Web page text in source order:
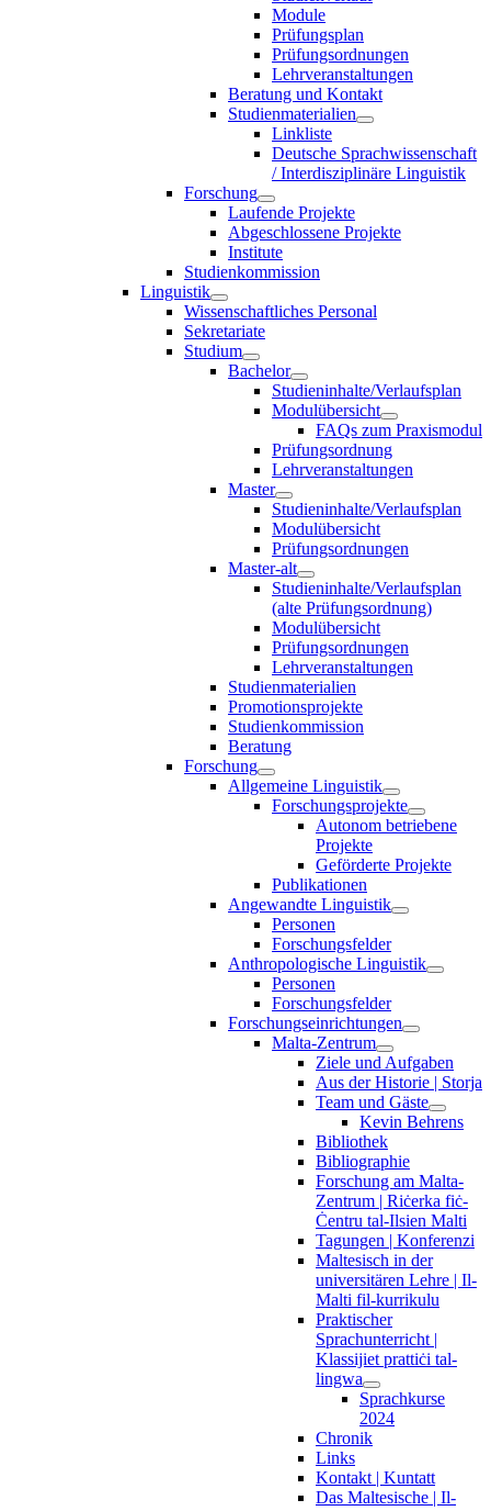
Module
Prüfungsplan
Prüfungsordnungen
Lehrveranstaltungen
Beratung und Kontakt
Studienmaterialien
Linkliste
Deutsche Sprachwissenschaft
/ Interdisziplinäre Linguistik
Forschung
Laufende Projekte
Abgeschlossene Projekte
Institute
Studienkommission
Linguistik
Wissenschaftliches Personal
Sekretariate
Studium
Bachelor
Studieninhalte/Verlaufsplan
Modulübersicht
FAQs zum Praxismodul
Prüfungsordnung
Lehrveranstaltungen
Master
Studieninhalte/Verlaufsplan
Modulübersicht
Prüfungsordnungen
Master-alt
Studieninhalte/Verlaufsplan
(alte Prüfungsordnung)
Modulübersicht
Prüfungsordnungen
Lehrveranstaltungen
Studienmaterialien
Promotionsprojekte
Studienkommission
Beratung
Forschung
Allgemeine Linguistik
Forschungsprojekte
Autonom betriebene
Projekte
Geförderte Projekte
Publikationen
Angewandte Linguistik
Personen
Forschungsfelder
Anthropologische Linguistik
Personen
Forschungsfelder
Forschungseinrichtungen
Malta-Zentrum
Ziele und Aufgaben
Aus der Historie | Storja
Team und Gäste
Kevin Behrens
Bibliothek
Bibliographie
Forschung am Malta-
Zentrum | Riċerka fiċ-
Ċentru tal-Ilsien Malti
Tagungen | Konferenzi
Maltesisch in der
universitären Lehre | Il-
Malti fil-kurrikulu
Praktischer
Sprachunterricht |
Klassijiet prattiċi tal-
lingwa
Sprachkurse
2024
Chronik
Links
Kontakt | Kuntatt
Das Maltesische | Il-